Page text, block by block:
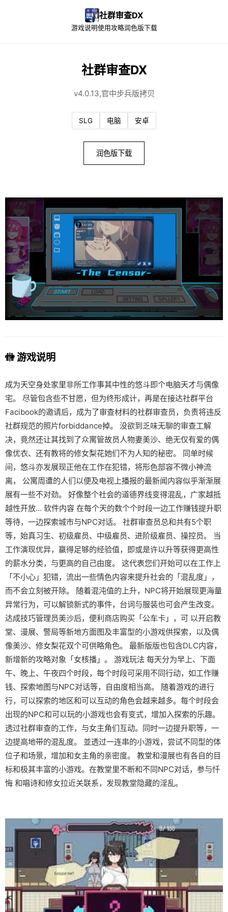
社群审查DX
游戏说明使用攻略润色版下载
社群审查DX
v4.0.13,官中步兵版拷贝
SLG 电脑 安卓
润色版下载
🚻 游戏说明
成为天空身处家里非所工作事其中性的悠斗即个电脑天才与偶像
宅。 尽管包含些不甘愿，但为终形成计，再是在接达社群平台
Facibook的邀请后，成为了审查材料的社群审查员，负责将违反
社群规范的照片forbiddance掉。 没欲到乏味无聊的审查工解
决，竟然还让其找到了众寓管故员人物妻美沙、绝无仅有爱的偶
像优衣、还有教将的修女梨花她们不为人知的秘密。 同单时候
间，悠斗亦发展现正他在工作在犯错，将形色部容不微小神流
离， 公寓周遭的人们以便及电视上播报的最新闻内容似乎渐渐展
展有一些不对劲。 好像整个社会的道德界线变得混乱，广家越抵
越性开放… 软件内容 在每个天的数个个时段一边工作赚钱提升职
等待，一边探索城市与NPC对话。 社群审查员总和共有5个职
等，始真习生、初级雇员、中级雇员、进阶级雇员、操控员。 当
工作演现优异，赢得足够的经验值，即或是许以升等获得更高性
的薪水分类，与更高的自己由度。 这代表您们开始可以在工作上
「不小心」犯错，流出一些情色内容来提升社会的「混乱度」，
而不会立刻被开除。 随着混沌值的上升，NPC将开始展现更海量
异常行为，可以解锁新式的事件，台词与服装也可会产生改变。
达成技巧管理员美沙后，便利商店购买「公车卡」，可 以开启教
堂、漫展、警局等新地方面图及丰富型的小游戏供探索，以及偶
像美沙、修女梨花双个可供略角色。 最新版版也包含DLC内容，
新增新的攻略对象「女核播」。 游戏玩法 每天分为早上、下面
午、晚上、午夜四个时段，每个时段可采用不同行动，如工作赚
钱、探索地图与NPC对话等，自由度相当高。 随着游戏的进行
行，可以探索的地区和可以互动的角色会越来越多。每个时段会
出现的NPC和可以玩的小游戏也会有变式，增加入探索的乐趣。
透过社群审查的工作，与女主角们互动。同时一边提升职等，一
边提高地带的混乱度。 並透过一连串的小游戏，尝试不同型的体
位子和场景，增加和女主角的亲密度。 教堂和漫展也有各自的目
标和极其丰富的小游戏。在教堂里不断和不同NPC对话，参与忏
悔 和唱诗和修女拉近关联系，发现教堂隐藏的淫乱。